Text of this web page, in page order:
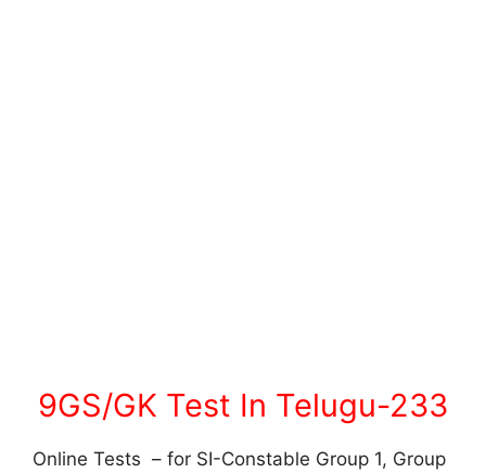
9GS/GK Test In Telugu-233
Online Tests – for SI-Constable Group 1, Group